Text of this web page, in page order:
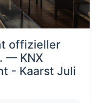
offizieller
— KNX
- Kaarst Juli